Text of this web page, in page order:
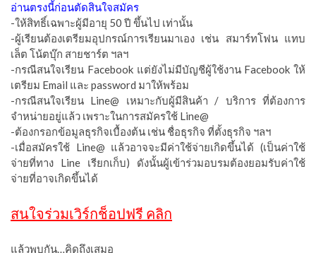
อ่านตรงนี้ก่อนตัดสินใจสมัคร
-ให้สิทธิ์เฉพาะผู้มีอายุ 50 ปี ขึ้นไป เท่านั้น
-ผู้เรียนต้องเตรียมอุปกรณ์การเรียนมาเอง เช่น สมาร์ทโฟน แทบ
เล็ต โน้ตบุ๊ก สายชาร์ต ฯลฯ
-กรณีสนใจเรียน Facebook แต่ยังไม่มีบัญชีผู้ใช้งาน Facebook ให้
เตรียม Email และ password มาให้พร้อม
-กรณีสนใจเรียน Line@ เหมาะกับผู้มีสินค้า / บริการ ที่ต้องการ
จำหน่ายอยู่แล้ว เพราะในการสมัครใช้ Line@
-ต้องกรอกข้อมูลธุรกิจเบื้องต้น เช่น ชื่อธุรกิจ ที่ตั้งธุรกิจ ฯลฯ
-เมื่อสมัครใช้ Line@ แล้วอาจจะมีค่าใช้จ่ายเกิดขึ้นได้ (เป็นค่าใช้
จ่ายที่ทาง Line เรียกเก็บ) ดังนั้นผู้เข้าร่วมอบรมต้องยอมรับค่าใช้
จ่ายที่อาจเกิดขึ้นได้
สนใจร่วมเวิร์กช็อปฟรี คลิก
แล้วพบกัน…คิดถึงเสมอ